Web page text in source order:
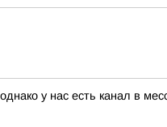
у нас есть канал в